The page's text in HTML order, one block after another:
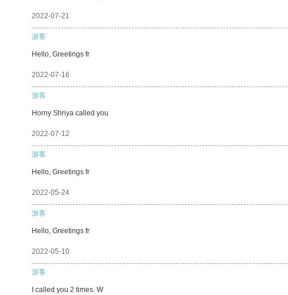
2022-07-21
游客
Hello, Greetings fr
2022-07-16
游客
Horny Shriya called you
2022-07-12
游客
Hello, Greetings fr
2022-05-24
游客
Hello, Greetings fr
2022-05-10
游客
I called you 2 times. W